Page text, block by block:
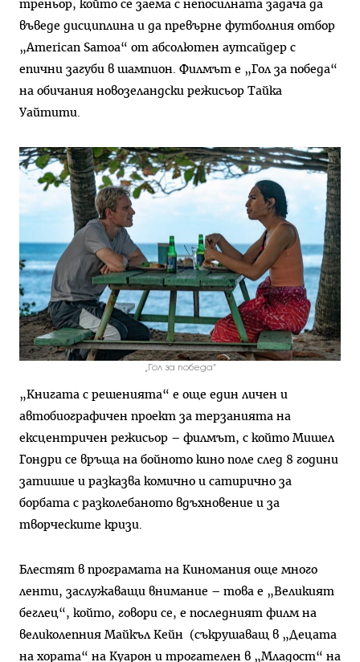
треньор, който се заема с непосилната задача да
въведе дисциплина и да превърне футболния отбор
„American Samoa“ от абсолютен аутсайдер с
епични загуби в шампион. Филмът е „Гол за победа“
на обичания новозеландски режисьор Тайка
Уайтити.
„Гол за победа“
„Книгата с решенията“ е още един личен и
автобиографичен проект за терзанията на
ексцентричен режисьор – филмът, с който Мишел
Гондри се връща на бойното кино поле след 8 години
затишие и разказва комично и сатирично за
борбата с разколебаното вдъхновение и за
творческите кризи.
Блестят в програмата на Киномания още много
ленти, заслужаващи внимание – това е „Великият
беглец“, който, говори се, е последният филм на
великолепния Майкъл Кейн (съкрушаващ в „Децата
на хората“ на Куарон и трогателен в „Младост“ на